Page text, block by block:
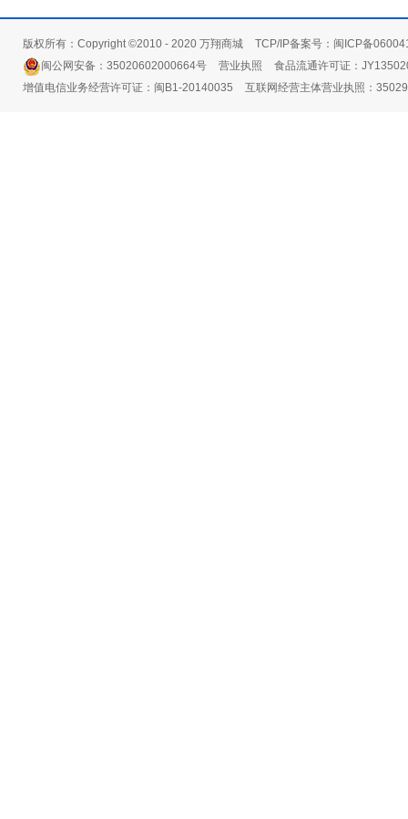
版权所有：Copyright ©2010 - 2020 万翔商城
TCP/IP备案号：闽ICP备
闽公网安备：35020602000664号
营业执照
食品流通许可证：
增值电信业务经营许可证：闽B1-20140035
互联网经营主体营业执照：